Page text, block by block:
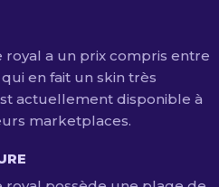
royal a un prix compris entre
qui en fait un skin très
actuellement disponible à
marketplaces.